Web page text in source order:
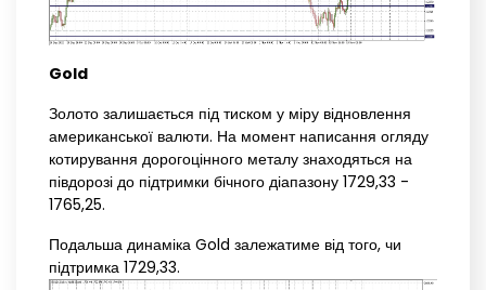
Gold
Золото залишається під тиском у міру відновлення
американської валюти. На момент написання огляду
котирування дорогоцінного металу знаходяться на
півдорозі до підтримки бічного діапазону 1729,33 -
1765,25.
Подальша динаміка Gold залежатиме від того, чи
підтримка 1729,33.